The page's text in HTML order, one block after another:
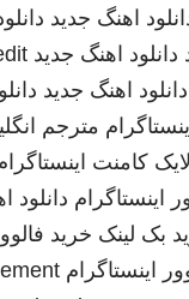
اهنگ جدید
دانلود اهنگ جدید
دانلود اهنگ جدید
مترجم
کامنت
اینستاگرام دانلود
بک لینک خرید
اینستاگرام